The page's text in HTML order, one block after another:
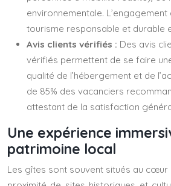
environnementale.
tourisme responsable et durable
Avis clients vérifiés : Des avis
vérifiés permettent de se faire
qualité de l’hébergement et de
de 85% des vacanciers
attestant de la satisfaction
Une expérience
patrimoine local
Les gîtes sont souvent situés au cœur